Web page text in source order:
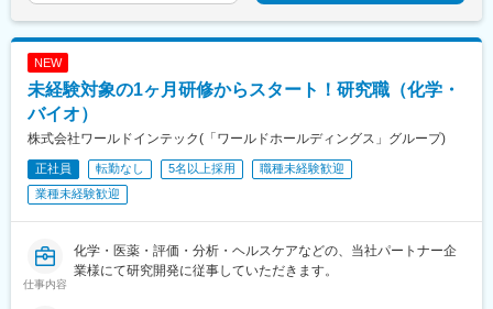
NEW
未経験対象の1ヶ月研修からスタート！研究職（化学・
バイオ）
株式会社ワールドインテック(「ワールドホールディングス」グループ)
正社員 転勤なし 5名以上採用
職種未経験歓迎
業種未経験歓迎
仕事内容
化学・医薬・評価・分析・ヘルスケアなどの、当社パートナー企
業様にて研究開発に従事していただきます。